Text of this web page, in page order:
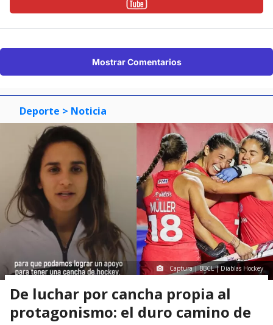
Mostrar Comentarios
Deporte > Noticia
Captura | BBCL | Diablas Hockey
De luchar por cancha propia al
protagonismo: el duro camino de